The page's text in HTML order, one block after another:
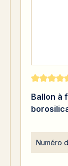
Note
Ballon à
Numéro